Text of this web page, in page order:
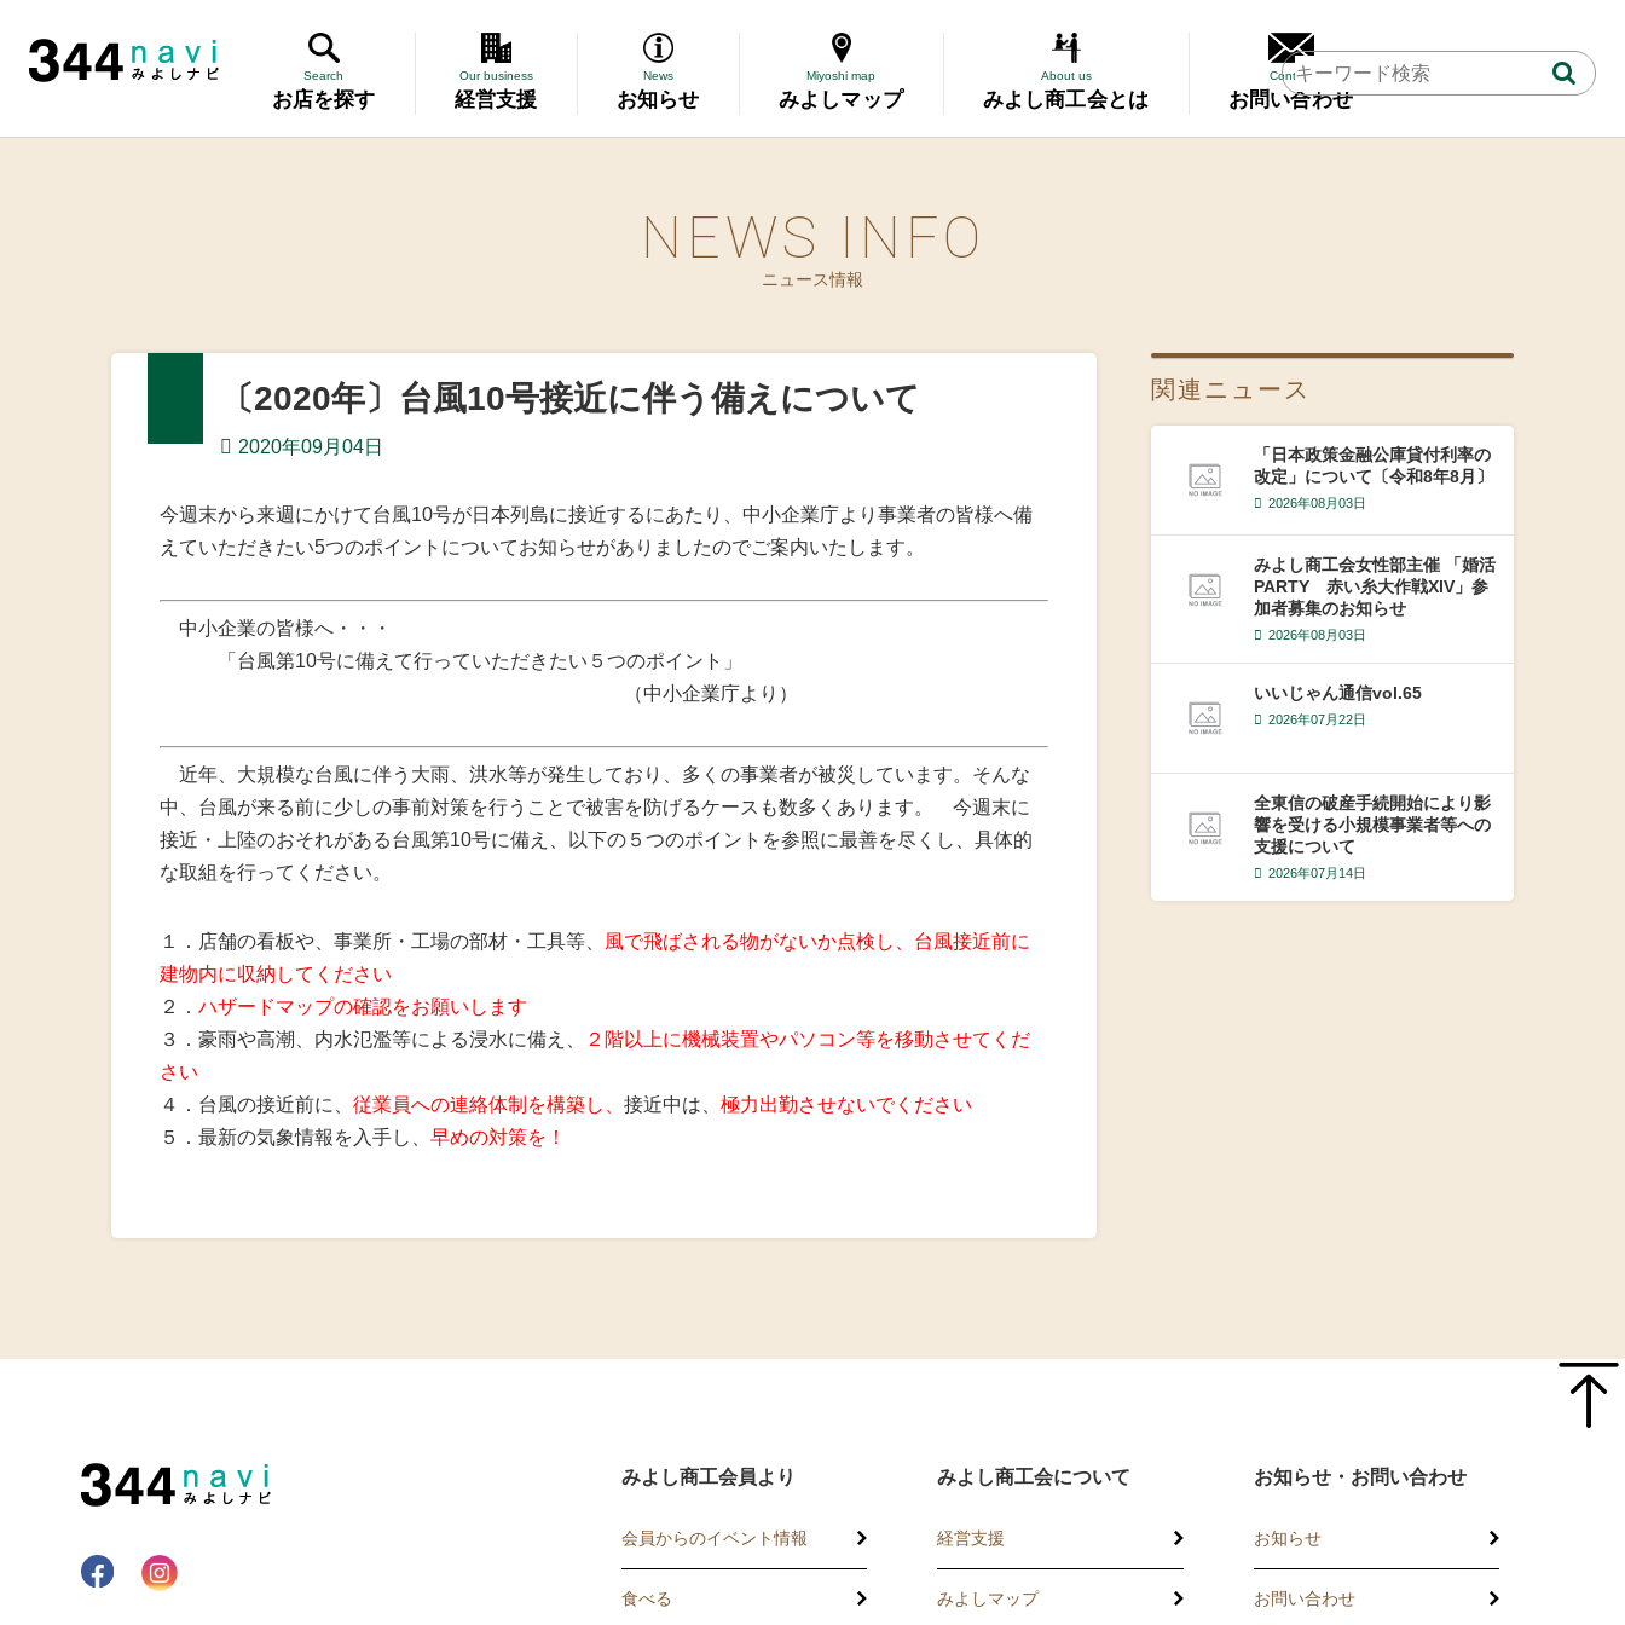
344 Navi
Search
お店を探す
Our business
経営支援
労働保険事務委託
火災共済制度
中小企業倒産防止共済制
度
特定退職金共済制度
News
お知らせ
Miyoshi map
みよしマップ
About us
みよし商工会とは
Contact
お問い合わせ
NEWS INFO
ニュース情報
〔2020年〕台風10号接近に伴う備えについて
2020年09月04日
今週末から来週にかけて台風10号が日本列島に接近するにあたり、中小企業庁より事業者の皆様へ備
えていただきたい5つのポイントについてお知らせがありましたのでご案内いたします。
中小企業の皆様へ・・・
「台風第10号に備えて行っていただきたい５つのポイント」
（中小企業庁より）
近年、大規模な台風に伴う大雨、洪水等が発生しており、多くの事業者が被災しています。そんな
中、台風が来る前に少しの事前対策を行うことで被害を防げるケースも数多くあります。 今週末に
接近・上陸のおそれがある台風第10号に備え、以下の５つのポイントを参照に最善を尽くし、具体的
な取組を行ってください。
１．店舗の看板や、事業所・工場の部材・工具等、
風で飛ばされる物がないか点検し、台風接近前に
建物内に収納してください
２． ハザードマップの確認をお願いします
３．豪雨や高潮、内水氾濫等による浸水に備え、
２階以上に機械装置やパソコン等を移動させてくだ
さい
４．台風の接近前に、 従業員への連絡体制を構築し、 接近中は、 極力出勤させないでください
５．最新の気象情報を入手し、 早めの対策を！
関連ニュース
「日本政策金融公庫貸付利率の
改定」について〔令和8年8月〕
2026年08月03日
みよし商工会女性部主催 「婚活
PARTY 赤い糸大作戦XIV」参
加者募集のお知らせ
2026年08月03日
いいじゃん通信vol.65
2026年07月22日
全東信の破産手続開始により影
響を受ける小規模事業者等への
支援について
2026年07月14日
みよし商工会員より
会員からのイベント情報
食べる
みよし商工会について
経営支援
講習会
みよしマップ
お知らせ・お問い合わせ
お知らせ
お問い合わせ